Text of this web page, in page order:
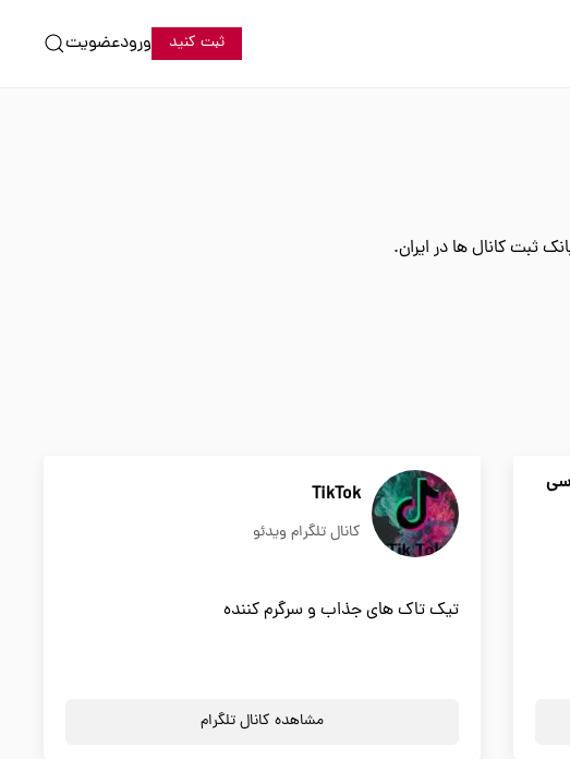
ثبت کنید ورودعضویت
ثبت کانال ها در ایران.
TikTok
کانال تلگرام ویدئو
تیک تاک های جذاب و سرگرم کننده
مشاهده کانال تلگرام